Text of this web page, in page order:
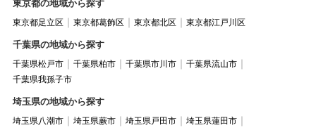
東京都の地域から探す
東京都足立区 東京都葛飾区 東京都北区 東京都江戸川区
千葉県の地域から探す
千葉県松戸市 千葉県柏市 千葉県市川市
千葉県流山市
千葉県我孫子市
埼玉県の地域から探す
埼玉県八潮市 埼玉県蕨市 埼玉県戸田市
埼玉県蓮田市